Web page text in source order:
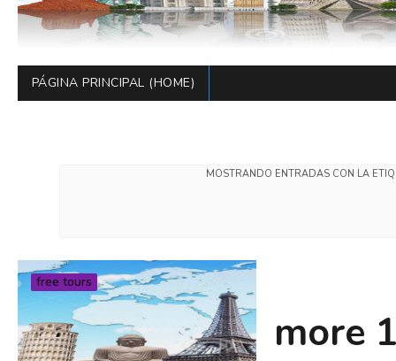
PÁGINA PRINCIPAL (HOME)
MOSTRANDO ENTRADAS CON LA
free tours
more